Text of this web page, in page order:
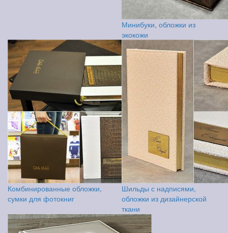
Минибуки, обложки из
экокожи
Комбинированные обложки,
сумки для фотокниг
Шильды с надписями,
обложки из дизайнерской
ткани